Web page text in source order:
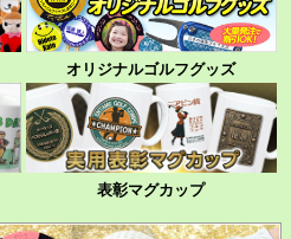
オリジナルゴルフグッズ
表彰マグカップ